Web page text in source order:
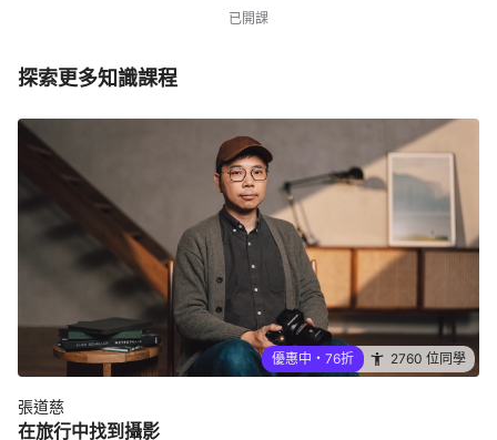
已開課
探索更多知識課程
優惠中・76折 2760 位同學
張道慈
在旅行中找到攝影